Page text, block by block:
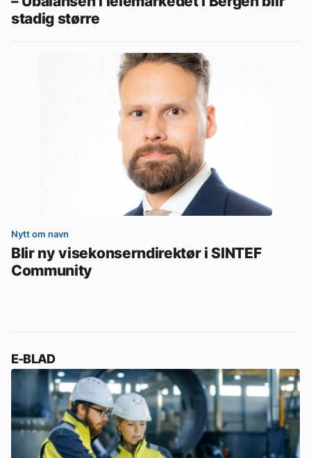
stadig større
Nytt om navn
Blir ny visekonserndirektør i SINTEF
Community
E-BLAD